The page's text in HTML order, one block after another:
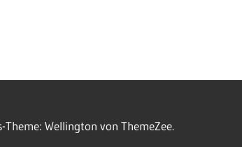
Theme: Wellington von ThemeZee.